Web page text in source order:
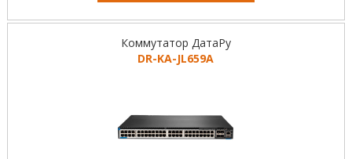
Коммутатор ДатаРу
DR-KА-JL659A